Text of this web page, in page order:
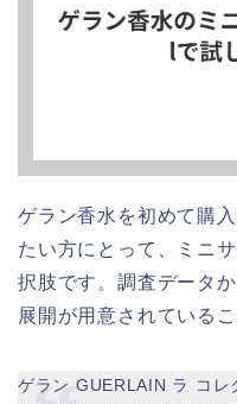
ゲラン香水を初めて購
たい方にとって、ミニ
択肢です。調査データ
展開が用意されている
ゲラン GUERLAIN ラ コレ